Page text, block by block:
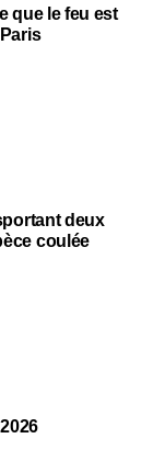
que le feu est
deux
coulée